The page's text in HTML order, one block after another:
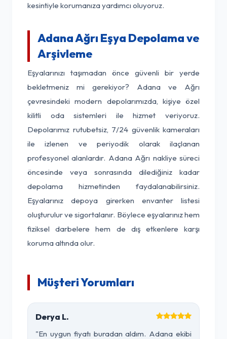
kesintiyle korumanıza yardımcı oluyoruz.
Adana Ağrı Eşya Depolama ve
Arşivleme
Eşyalarınızı taşımadan önce güvenli bir yerde
bekletmeniz mi gerekiyor? Adana ve Ağrı
çevresindeki modern depolarımızda, kişiye özel
kilitli oda sistemleri ile hizmet veriyoruz.
Depolarımız rutubetsiz, 7/24 güvenlik kameraları
ile izlenen ve periyodik olarak ilaçlanan
profesyonel alanlardır. Adana Ağrı nakliye süreci
öncesinde veya sonrasında dilediğiniz kadar
depolama hizmetinden faydalanabilirsiniz.
Eşyalarınız depoya girerken envanter listesi
oluşturulur ve sigortalanır. Böylece eşyalarınız hem
fiziksel darbelere hem de dış etkenlere karşı
koruma altında olur.
Müşteri Yorumları
Derya L.
"En uygun fiyatı buradan aldım. Adana ekibi